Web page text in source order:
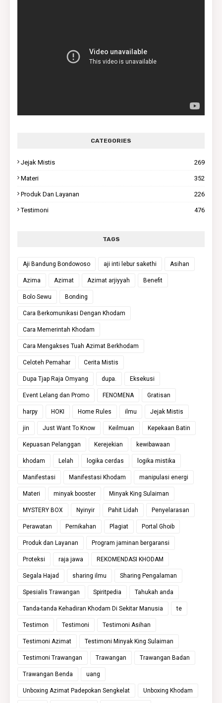
CATEGORIES
Jejak Mistis 269
Materi 352
Produk Dan Layanan 226
Testimoni 476
TAGS
Aji Bandung Bondowoso aji inti lebur sakethi Asihan
Azima Azimat Azimat arjiyyah Benefit
Bolo Sewu Bonding
Cara Berkomunikasi Dengan Khodam
Cara Memerintah Khodam
Cara Mengakses Tuah Azimat Berkhodam
Celoteh Pemahar Cerita Mistis
Dupa Tjap Raja Omyang dupa. Eksekusi
Event Lelang dan Promo FENOMENA Gratisan
harpy HOKI Home Rules ilmu Jejak Mistis
jin Just Want To Know Keilmuan Kepekaan Batin
Kepuasan Pelanggan Kerejekian kewibawaan
khodam Lelah logika cerdas logika mistika
Manifestasi Manifestasi Khodam manipulasi energi
Materi minyak booster Minyak King Sulaiman
MYSTERY BOX Nyinyir Pahit Lidah Penyelarasan
Perawatan Pernikahan Plagiat Portal Ghoib
Produk dan Layanan Program jaminan bergaransi
Proteksi raja jawa REKOMENDASI KHODAM
Segala Hajad sharing ilmu Sharing Pengalaman
Spesialis Trawangan Spiritpedia Tahukah anda
Tanda-tanda Kehadiran Khodam Di Sekitar Manusia te
Testimon Testimoni Testimoni Asihan
Testimoni Azimat Testimoni Minyak King Sulaiman
Testimoni Trawangan Trawangan Trawangan Badan
Trawangan Benda uang
Unboxing Azimat Padepokan Sengkelat Unboxing Khodam